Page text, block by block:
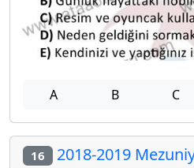
A B C
16 2018-2019